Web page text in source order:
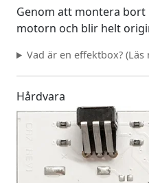
Genom att montera bort
motorn och blir helt
Vad är en effektbox? (Läs
Hårdvara